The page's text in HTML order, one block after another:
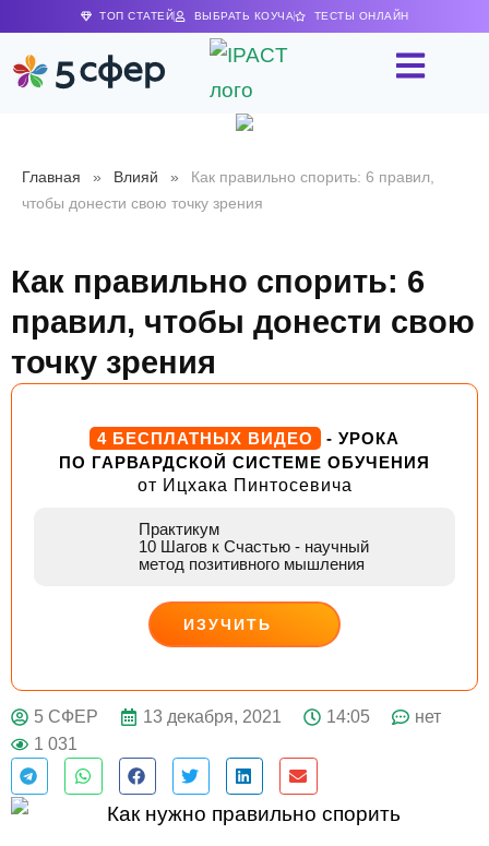
ТОП СТАТЕЙ ВЫБРАТЬ КОУЧА ТЕСТЫ ОНЛАЙН
Главная » Влияй »
Как правильно спорить: 6 правил,
чтобы донести свою точку зрения
Как правильно спорить: 6
правил, чтобы донести свою
точку зрения
4 БЕСПЛАТНЫХ ВИДЕО
- УРОКА
ПО ГАРВАРДСКОЙ СИСТЕМЕ ОБУЧЕНИЯ
от Ицхака Пинтосевича
Практикум
10 Шагов к Счастью - научный
метод позитивного мышления
ИЗУЧИТЬ
ДЕЙСТВУЙ
5 СФЕР 13 декабря, 2021 14:05
нет
1 031